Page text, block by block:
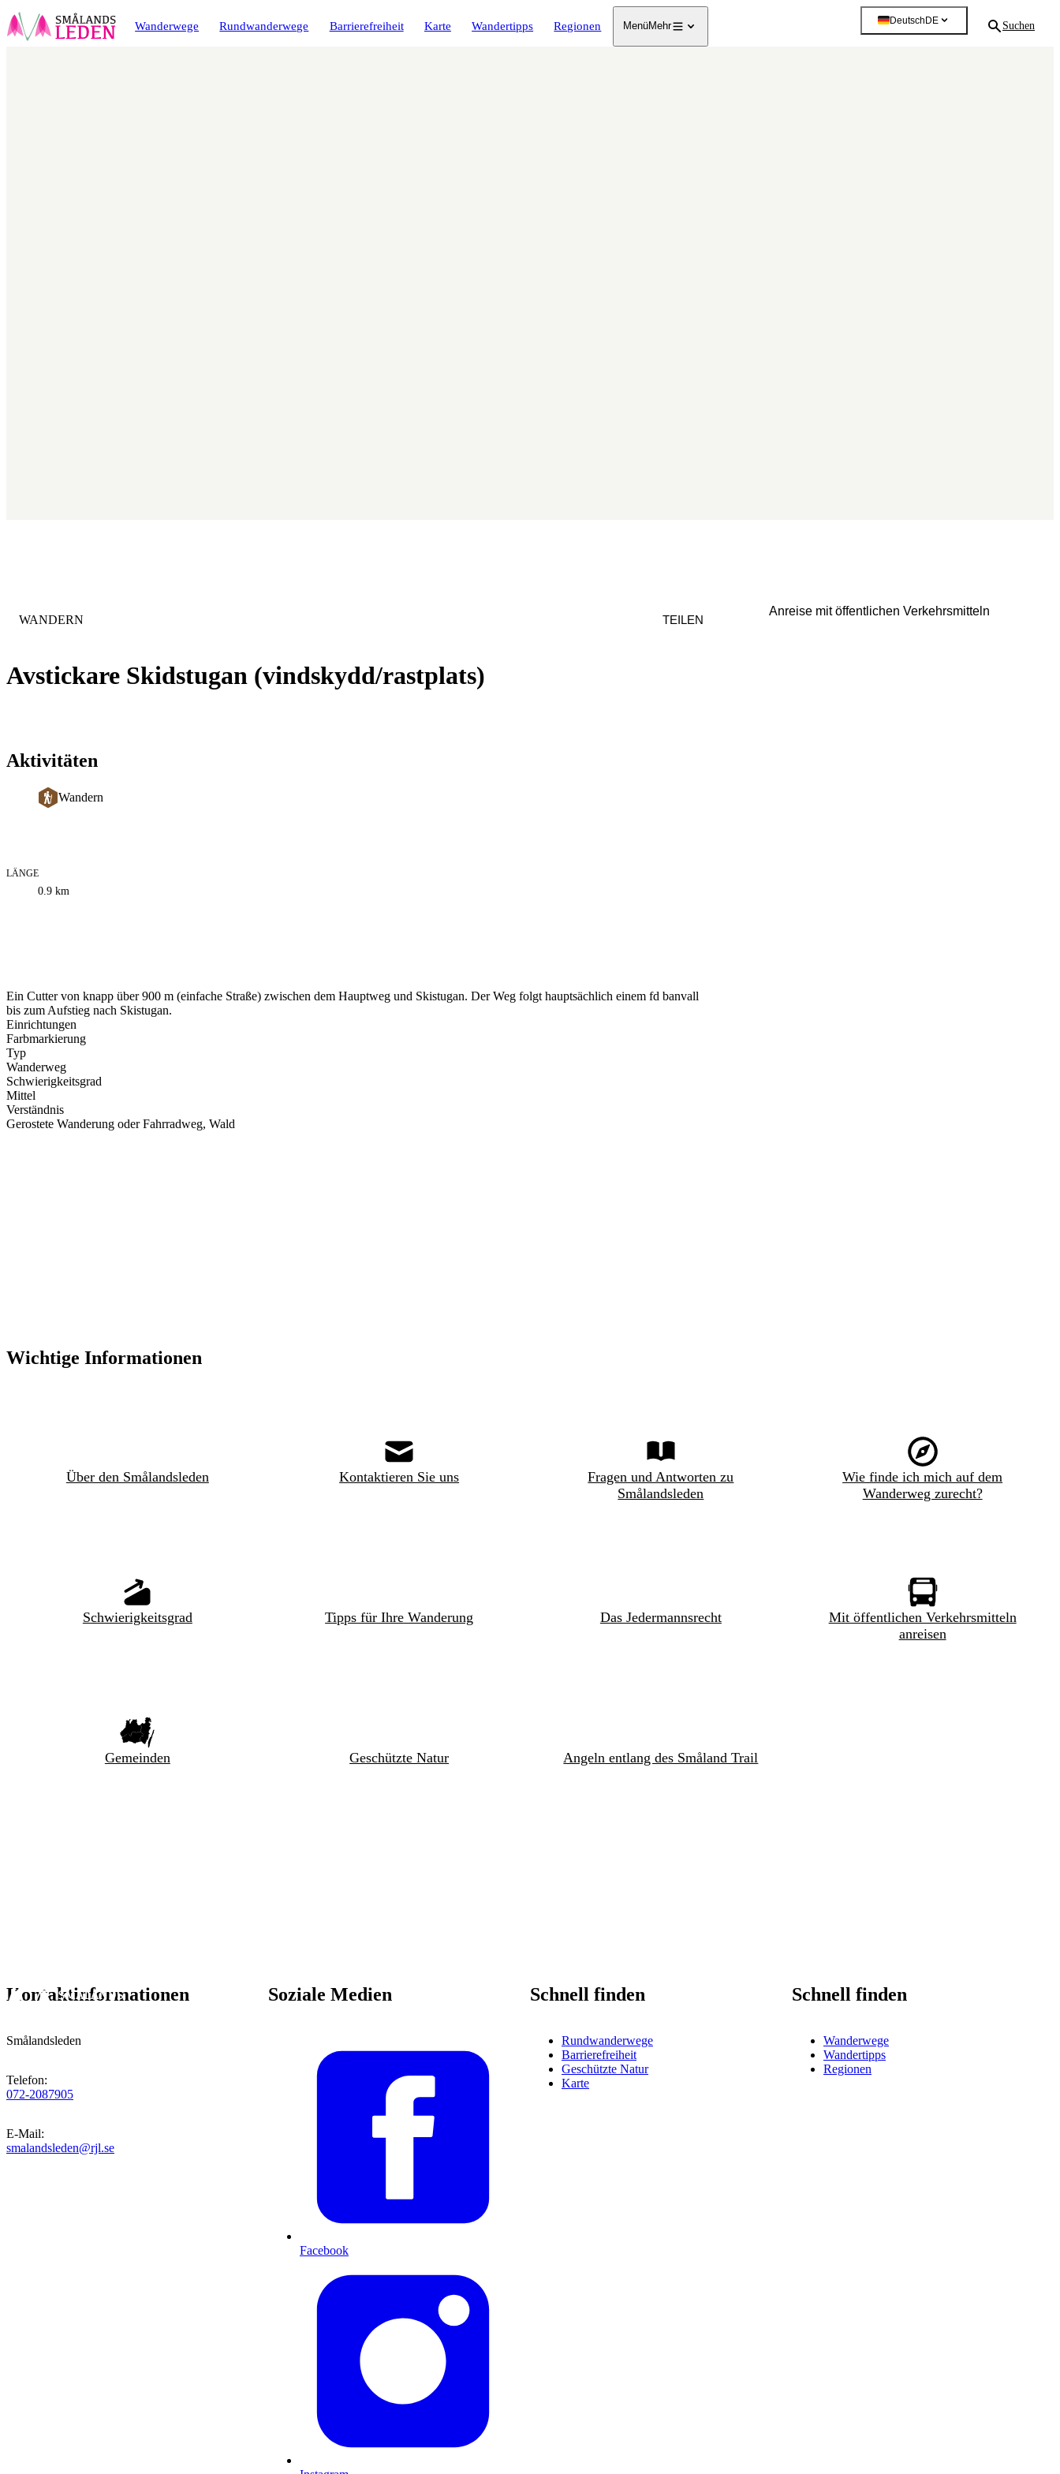
Wanderwege Rundwanderwege Barrierefreiheit Karte Wandertipps Regionen MenüMehr
Deutsch DE Suchen
Avstickare Skidstugan (vindskydd/rastplats)
KATEGORIE
WANDERN TEILEN
Aktivitäten
Wandern
Informationen
zum
LÄNGE
0.9 km
Ein Cutter von knapp über 900 m (einfache Straße) zwischen dem Hauptweg und Skistugan. Der Weg folgt hauptsächlich einem fd banvall
bis zum Aufstieg nach Skistugan.
Einrichtungen
Farbmarkierung
Typ
Wanderweg
Schwierigkeitsgrad
Mittel
Verständnis
Gerostete Wanderung oder Fahrradweg, Wald
Anreise mit öffentlichen Verkehrsmitteln
Wichtige Informationen
Über den Smålandsleden Kontaktieren Sie uns
Fragen und Antworten zu
Smålandsleden
Wie finde ich mich auf dem
Wanderweg zurecht?
Schwierigkeitsgrad Tipps für Ihre Wanderung Das Jedermannsrecht
Mit öffentlichen Verkehrsmitteln
anreisen
Gemeinden Geschützte Natur Angeln entlang des Småland Trail
Kontaktinformationen
Smålandsleden
Telefon:
072-2087905
E-Mail:
smalandsleden@rjl.se
Soziale Medien
Facebook
Schnell finden
Rundwanderwege
Barrierefreiheit
Geschützte Natur
Karte
Schnell finden
Wanderwege
Wandertipps
Regionen